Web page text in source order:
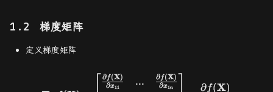
梯度矩阵
定义梯度矩阵
\nabla_\mathbf{X}
⎡ ∂x11
∂f(X)
...
∂x1n
∂f(X) ⎤ ∂ f(X)